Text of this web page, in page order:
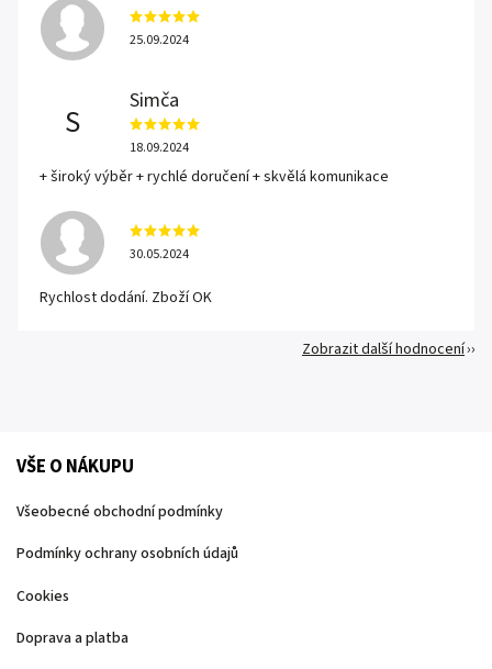
25.09.2024
S
Simča
18.09.2024
+ široký výběr + rychlé doručení + skvělá komunikace
30.05.2024
Rychlost dodání. Zboží OK
Zobrazit další hodnocení
VŠE O NÁKUPU
Všeobecné obchodní podmínky
Podmínky ochrany osobních údajů
Cookies
Doprava a platba